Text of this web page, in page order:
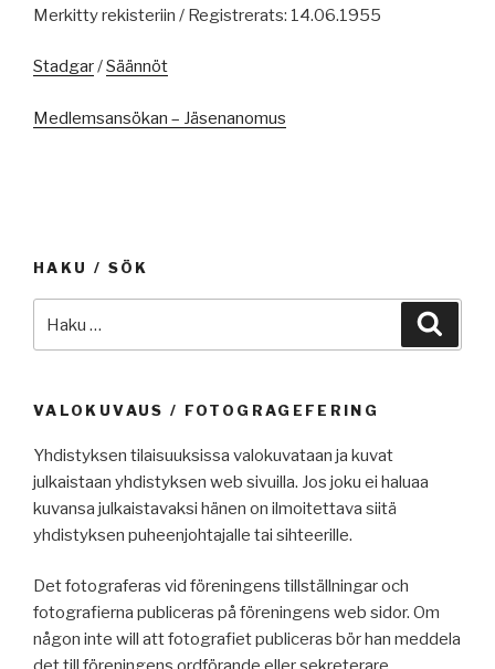
Merkitty rekisteriin / Registrerats: 14.06.1955
Stadgar/Säännöt
Medlemsansökan – Jäsenanomus
HAKU / SÖK
VALOKUVAUS / FOTOGRAGEFERING
Yhdistyksen tilaisuuksissa valokuvataan ja kuvat
julkaistaan yhdistyksen web sivuilla. Jos joku ei haluaa
kuvansa julkaistavaksi hänen on ilmoitettava siitä
yhdistyksen puheenjohtajalle tai sihteerille.
Det fotograferas vid föreningens tillställningar och
fotografierna publiceras på föreningens web sidor. Om
någon inte will att fotografiet publiceras bör han meddela